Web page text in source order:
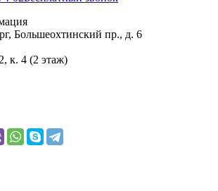
Большеохтинский пр., д. 6
к. 4 (2 этаж)